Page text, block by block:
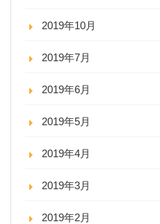
2019年10月
2019年7月
2019年6月
2019年5月
2019年4月
2019年3月
2019年2月